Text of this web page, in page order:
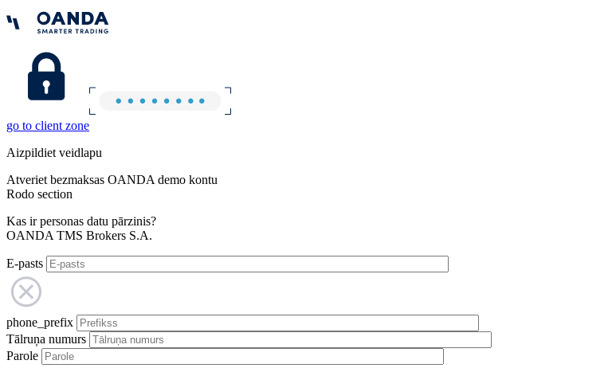
go to client zone
Aizpildiet veidlapu
Atveriet bezmaksas OANDA demo kontu
Rodo section
Kas ir personas datu pārzinis?
OANDA TMS Brokers S.A.
E-pasts
phone_prefix
Tālruņa numurs
Parole